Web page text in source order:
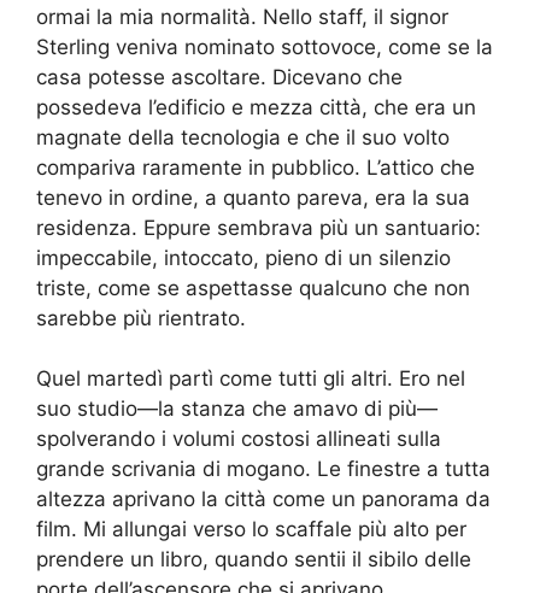
ormai la mia normalità. Nello staff, il signor
Sterling veniva nominato sottovoce, come se la
casa potesse ascoltare. Dicevano che
possedeva l’edificio e mezza città, che era un
magnate della tecnologia e che il suo volto
compariva raramente in pubblico. L’attico che
tenevo in ordine, a quanto pareva, era la sua
residenza. Eppure sembrava più un santuario:
impeccabile, intoccato, pieno di un silenzio
triste, come se aspettasse qualcuno che non
sarebbe più rientrato.
Quel martedì partì come tutti gli altri. Ero nel
suo studio—la stanza che amavo di più—
spolverando i volumi costosi allineati sulla
grande scrivania di mogano. Le finestre a tutta
altezza aprivano la città come un panorama da
film. Mi allungai verso lo scaffale più alto per
prendere un libro, quando sentii il sibilo delle